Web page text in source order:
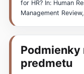
for HR? In: Human
Management
Podmienky
predmetu